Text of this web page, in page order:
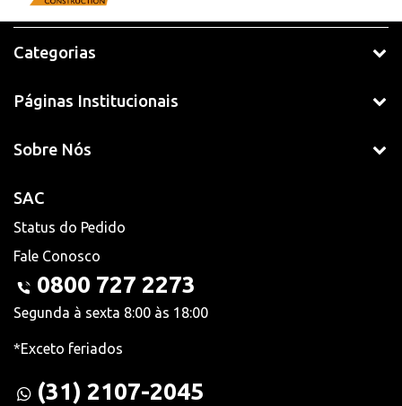
Categorias
Páginas Institucionais
Sobre Nós
SAC
Status do Pedido
Fale Conosco
0800 727 2273
Segunda à sexta 8:00 às 18:00
*Exceto feriados
(31) 2107-2045